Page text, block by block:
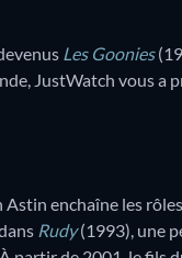
Les Goonies
JustWatch vous a
Astin enchaîne les
Rudy(1993), une